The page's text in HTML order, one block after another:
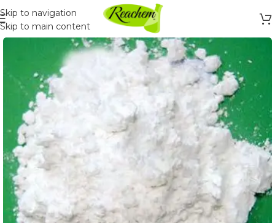
Skip to navigation
Skip to main content